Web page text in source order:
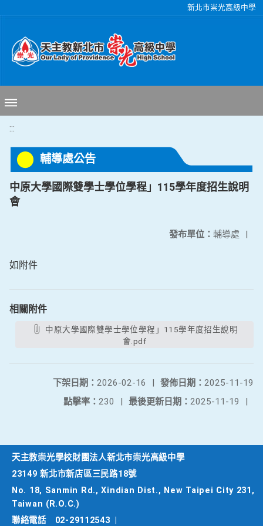
新北市崇光高級中學
:::
輔導處公告
中原大學國際雙學士學位學程」115學年度招生說明
會
發布單位： 輔導處 |
如附件
相關附件
會.pdf
發佈日期： 2025-11-19
下架日期： 2026-02-16
|
最後更新日期： 2025-11-19 |
點擊率： 230 |
天主教崇光學校財團法人新北市崇光高級中學
23149 新北市新店區三民路18號
No. 18, Sanmin Rd., Xindian Dist., New Taipei City 231,
Taiwan (R.O.C.)
聯絡電話
02-29112543